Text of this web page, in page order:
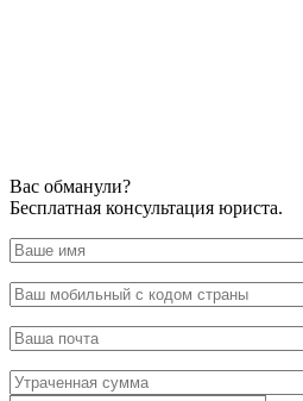
Вас обманули?
Бесплатная консультация юриста.